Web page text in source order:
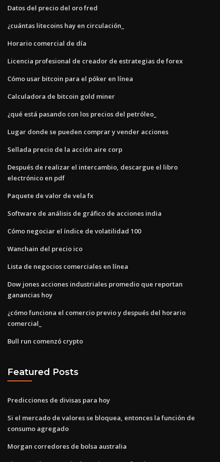
Datos del precio del oro fred
¿cuántas litecoins hay en circulación_
Horario comercial de día
Licencia profesional de creador de estrategias de forex
Cómo usar bitcoin para el póker en línea
Calculadora de bitcoin gold miner
¿qué está pasando con los precios del petróleo_
Lugar donde se pueden comprar y vender acciones
Sellada precio de la acción aire corp
Después de realizar el intercambio, descargue el libro
electrónico en pdf
Paquete de valor de vela fx
Software de análisis de gráfico de acciones india
Cómo negociar el índice de volatilidad 100
Wanchain del precio ico
Lista de negocios comerciales en línea
Dow jones acciones industriales promedio que reportan
ganancias hoy
¿cómo funciona el comercio previo y después del horario
comercial_
Bull run comenzó crypto
Featured Posts
Predicciones de divisas para hoy
Si el mercado de valores se bloquea, entonces la función de
consumo agregado
Morgan corredores de bolsa australia